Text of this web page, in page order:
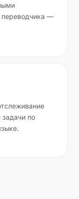
переводчика —
по